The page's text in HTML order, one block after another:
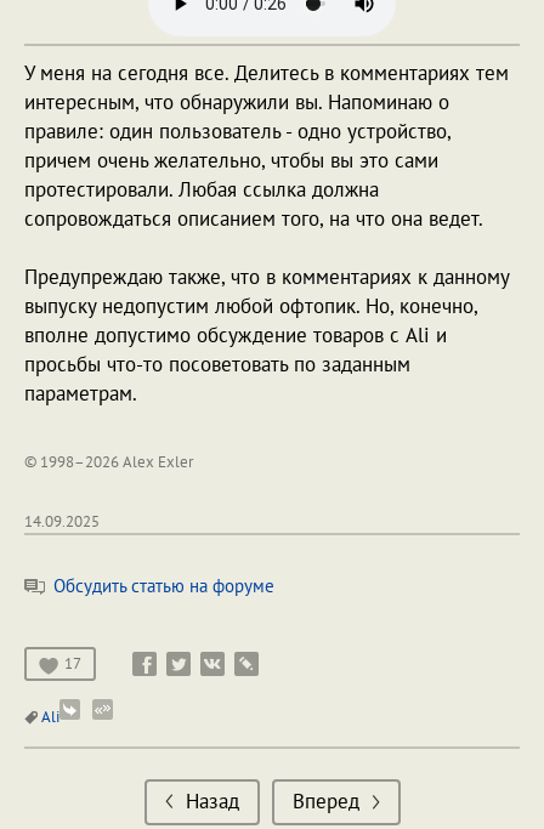
У меня на сегодня все. Делитесь в комментариях тем
интересным, что обнаружили вы. Напоминаю о
правиле: один пользователь - одно устройство,
причем очень желательно, чтобы вы это сами
протестировали. Любая ссылка должна
сопровождаться описанием того, на что она ведет.
Предупреждаю также, что в комментариях к данному
выпуску недопустим любой офтопик. Но, конечно,
вполне допустимо обсуждение товаров с Ali и
просьбы что-то посоветовать по заданным
параметрам.
© 1998–2026 Alex Exler
14.09.2025
Обсудить статью на форуме
17
Ali
Назад Вперед